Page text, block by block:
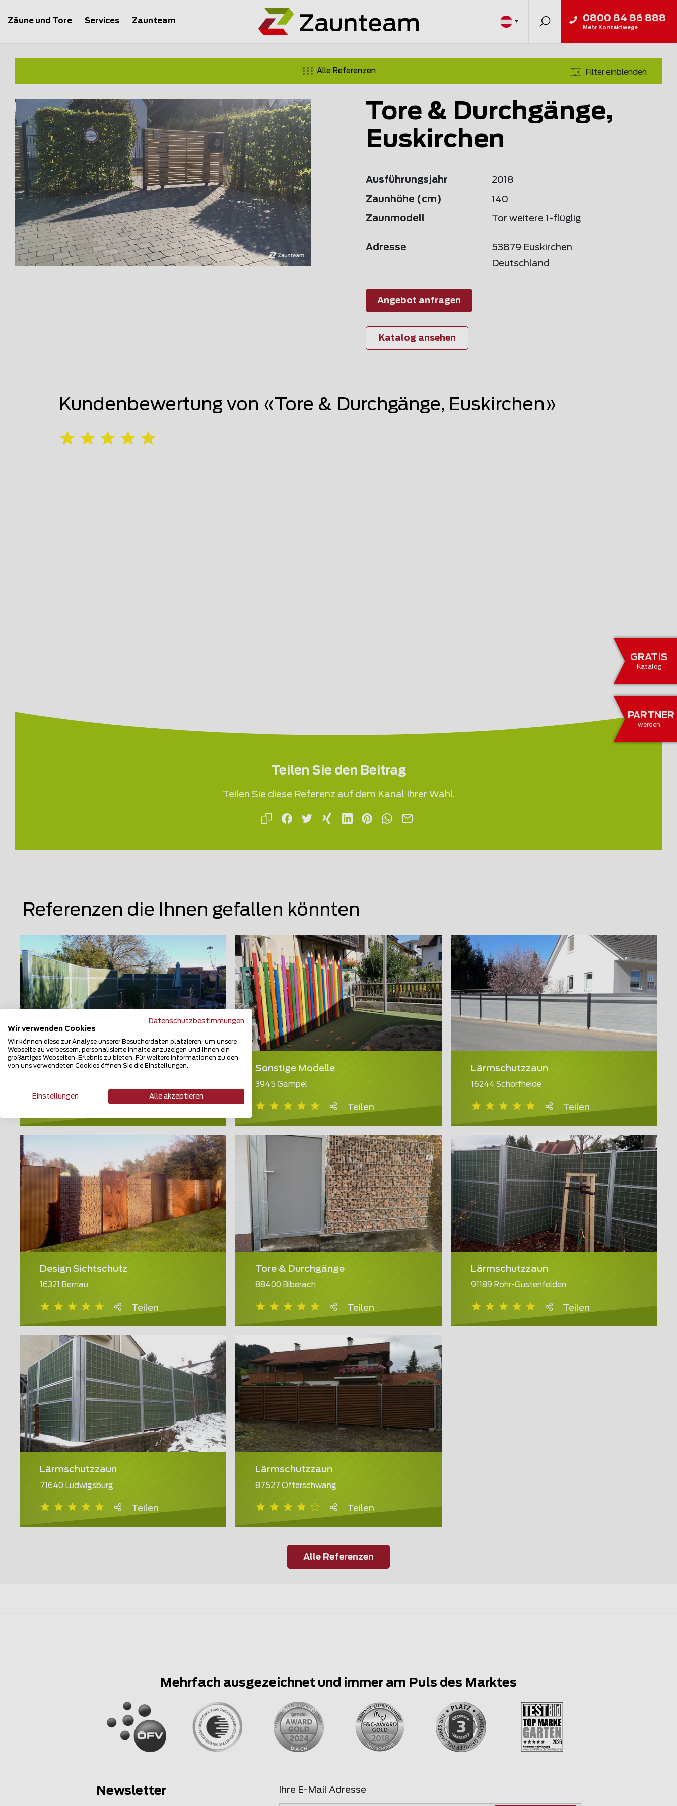
GRATIS
Katalog
PARTNER
werden
Zäune und Tore Services Zaunteam 0800 84 86 888
Mehr Kontaktwege
Alle Referenzen Filter einblenden
Tore & Durchgänge,
Euskirchen
Ausführungsjahr 2018
Zaunhöhe (cm) 140
Zaunmodell Tor weitere 1-flüglig
Adresse
53879 Euskirchen
Deutschland
Angebot anfragen
Katalog ansehen
Kundenbewertung von «Tore & Durchgänge, Euskirchen»
Teilen Sie den Beitrag
Teilen Sie diese Referenz auf dem Kanal Ihrer Wahl.
Referenzen die Ihnen gefallen könnten
Lärmschutzzaun Sonstige Modelle
3945 Gampel
Teilen
Lärmschutzzaun
16244 Schorfheide
Teilen
Design Sichtschutz
16321 Bernau
Teilen
Tore & Durchgänge
88400 Biberach
Teilen
Lärmschutzzaun
91189 Rohr-Gustenfelden
Teilen
Lärmschutzzaun
71640 Ludwigsburg
Teilen
Lärmschutzzaun
87527 Ofterschwang
Teilen
Alle Referenzen
Mehrfach ausgezeichnet und immer am Puls des Marktes
Newsletter Ihre E-Mail Adresse
Datenschutzbestimmungen
Wir verwenden Cookies
Wir können diese zur Analyse unserer Besucherdaten platzieren, um unsere
Webseite zu verbessern, personalisierte Inhalte anzuzeigen und Ihnen ein
großartiges Webseiten-Erlebnis zu bieten. Für weitere Informationen zu den
von uns verwendeten Cookies öffnen Sie die Einstellungen.
Einstellungen Alle akzeptieren